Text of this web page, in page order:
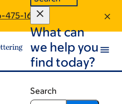
475-1640
What can
we help you
find today?
Search